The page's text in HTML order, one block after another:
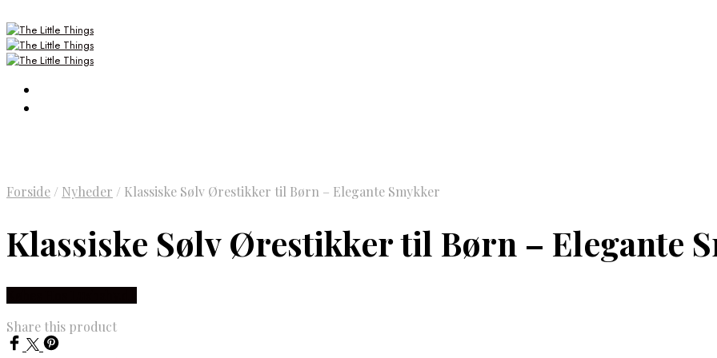
Forside / Nyheder / Klassiske Sølv Ørestikker til Børn – Elegante Smykker
Klassiske Sølv Ørestikker til Børn – Elegante
Share this product